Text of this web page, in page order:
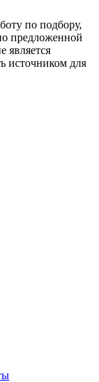
по подбору,
предложенной
является
источником для